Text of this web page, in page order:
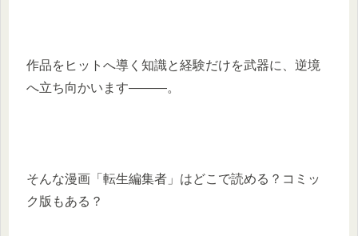
作品をヒットへ導く知識と経験だけを武器に、逆境
へ立ち向かいます―――。
そんな漫画「転生編集者」はどこで読める？コミッ
ク版もある？